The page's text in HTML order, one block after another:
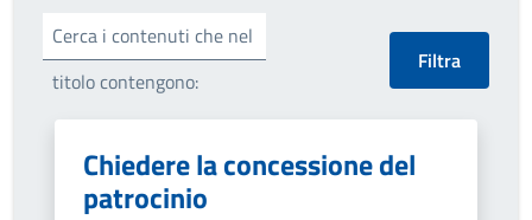
Cerca i contenuti che nel
titolo contengono:
Chiedere la concessione del
patrocinio